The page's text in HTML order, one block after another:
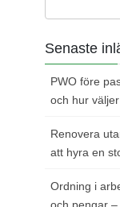
Senaste
PWO före
och hur
Renovera
att hyra en
Ordning i